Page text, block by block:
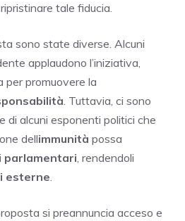
tale fiducia.
sono state diverse. Alcuni
applaudono l’iniziativa,
per promuovere la
. Tuttavia, ci sono
di alcuni esponenti politici che
dellimmunità possa
parlamentari, rendendoli
esterne.
si preannuncia acceso e